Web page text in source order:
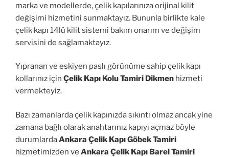
marka ve modellerde, çelik kapılarınıza orijinal kilit
değişimi hizmetini sunmaktayız. Bununla birlikte kale
çelik kapı 14lü kilit sistemi bakım onarım ve değişim
servisini de sağlamaktayız.
Yıpranan ve eskiyen paslı görünüme sahip çelik kapı
kollarınız için Çelik Kapı Kolu Tamiri Dikmen hizmeti
vermekteyiz.
Bazı zamanlarda çelik kapınızda sıkıntı olmaz ancak yine
zamana bağlı olarak anahtarınız kapıyı açmaz böyle
durumlardaAnkara Çelik Kapı Göbek Tamiri
hizmetimizden ve Ankara Çelik Kapı Barel Tamiri